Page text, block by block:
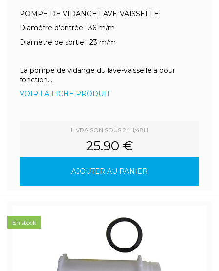
POMPE DE VIDANGE LAVE-VAISSELLE
Diamètre d'entrée : 36 m/m
Diamètre de sortie : 23 m/m
La pompe de vidange du lave-vaisselle a pour
fonction...
VOIR LA FICHE PRODUIT
LIVRAISON SOUS 24H/48H
25.90 €
AJOUTER AU PANIER
En stock